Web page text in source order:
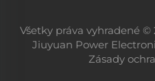
Všetky práva vyhradené
Jiuyuan Power
Zásady